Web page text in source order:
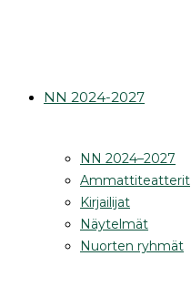
NN 2024-2027
NN 2024–2027
Ammattiteatterit
Kirjailijat
Näytelmät
Nuorten ryhmät